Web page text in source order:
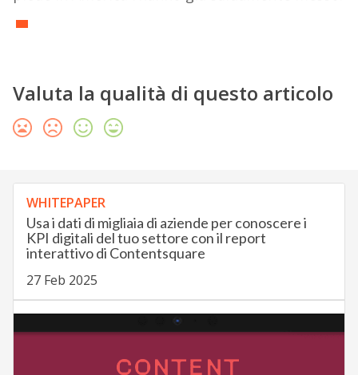
Valuta la qualità di questo articolo
WHITEPAPER
Usa i dati di migliaia di aziende per conoscere i
KPI digitali del tuo settore con il report
interattivo di Contentsquare
27 Feb 2025